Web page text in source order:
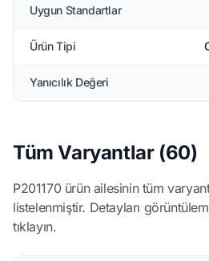
Uygun Standartlar
Ürün Tipi
Yanıcılık Değeri
Tüm Varyantlar (60)
P201170 ürün ailesinin tüm
listelenmiştir. Detayları
tıklayın.